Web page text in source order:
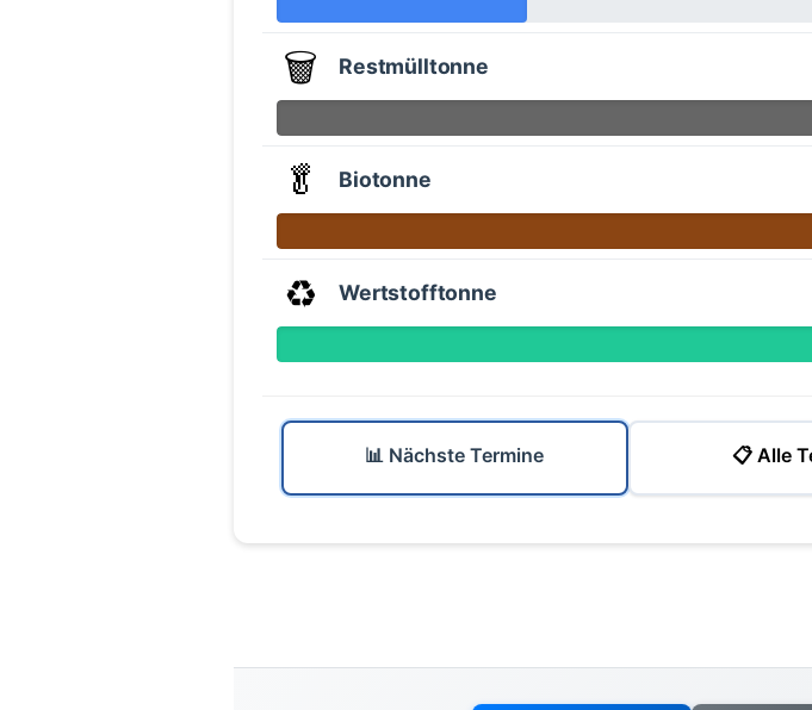
🗑️ Restmülltonne
🥬 Biotonne
♻️ Wertstofftonne
📊 Nächste Termine 📋 Alle